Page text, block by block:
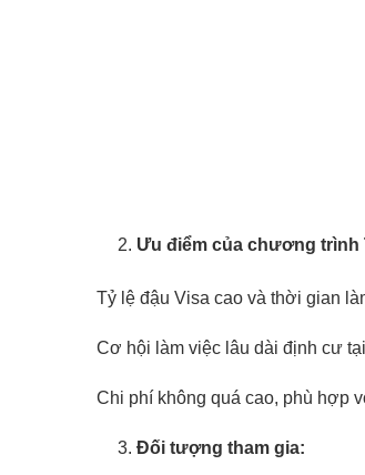
Ưu điểm của chương
Tỷ lệ đậu Visa cao và thời gian
Cơ hội làm việc lâu dài định cư
Chi phí không quá cao, phù hợp
Đối tượng tham gia: